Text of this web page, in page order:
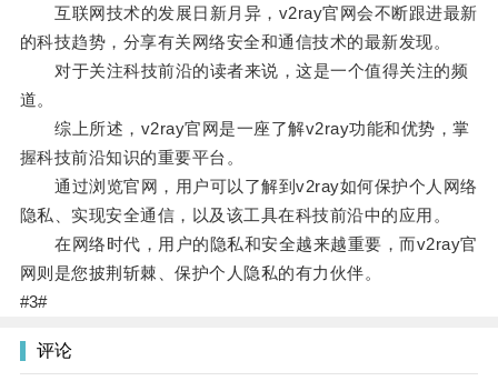
互联网技术的发展日新月异，v2ray官网会不断跟进最新
的科技趋势，分享有关网络安全和通信技术的最新发现。
对于关注科技前沿的读者来说，这是一个值得关注的频
道。
综上所述，v2ray官网是一座了解v2ray功能和优势，掌
握科技前沿知识的重要平台。
通过浏览官网，用户可以了解到v2ray如何保护个人网络
隐私、实现安全通信，以及该工具在科技前沿中的应用。
在网络时代，用户的隐私和安全越来越重要，而v2ray官
网则是您披荆斩棘、保护个人隐私的有力伙伴。
#3#
评论